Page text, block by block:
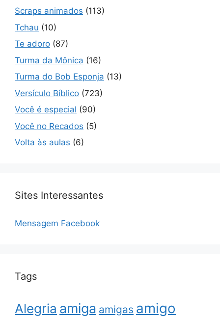
Scraps animados (113)
Tchau (10)
Te adoro (87)
Turma da Mônica (16)
Turma do Bob Esponja (13)
Versículo Bíblico (723)
Você é especial (90)
Você no Recados (5)
Volta às aulas (6)
Sites Interessantes
Mensagem Facebook
Tags
Alegria amiga amigas amigo